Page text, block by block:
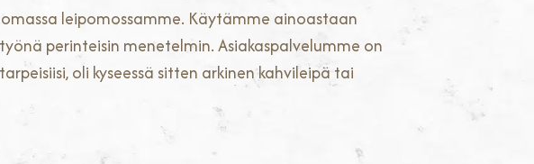
leipomossamme. Käytämme ainoastaan
perinteisin menetelmin. Asiakaspalvelumme on
oli kyseessä sitten arkinen kahvileipä tai